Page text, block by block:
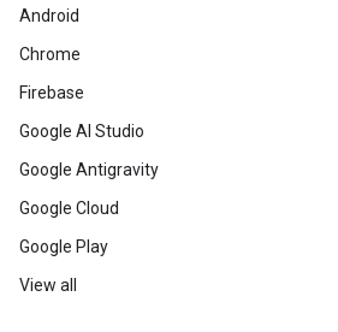
Android
Chrome
Firebase
Google AI Studio
Google Antigravity
Google Cloud
Google Play
View all